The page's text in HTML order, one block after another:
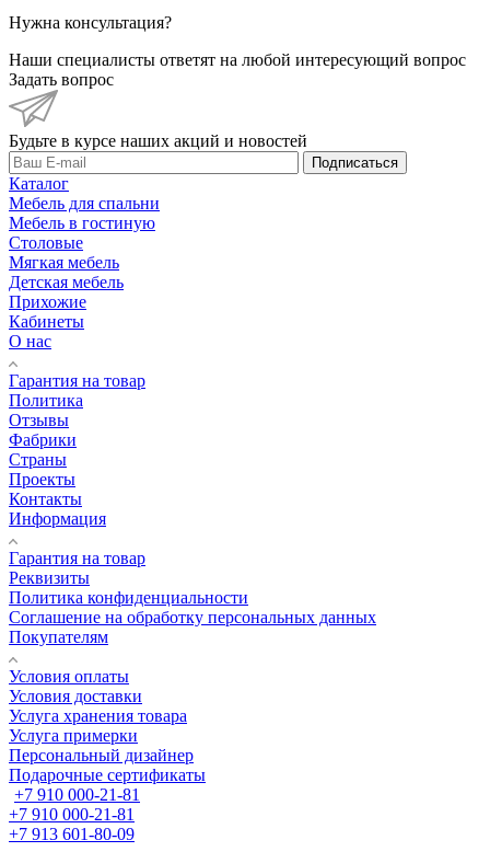
Нужна консультация?
Наши специалисты ответят на любой интересующий вопрос
Задать вопрос
Будьте в курсе наших акций и новостей
Подписаться
Каталог
Мебель для спальни
Мебель в гостиную
Столовые
Мягкая мебель
Детская мебель
Прихожие
Кабинеты
О нас
Гарантия на товар
Политика
Отзывы
Фабрики
Страны
Проекты
Контакты
Информация
Гарантия на товар
Реквизиты
Политика конфиденциальности
Соглашение на обработку персональных данных
Покупателям
Условия оплаты
Условия доставки
Услуга хранения товара
Услуга примерки
Персональный дизайнер
Подарочные сертификаты
+7 910 000-21-81
+7 910 000-21-81
+7 913 601-80-09